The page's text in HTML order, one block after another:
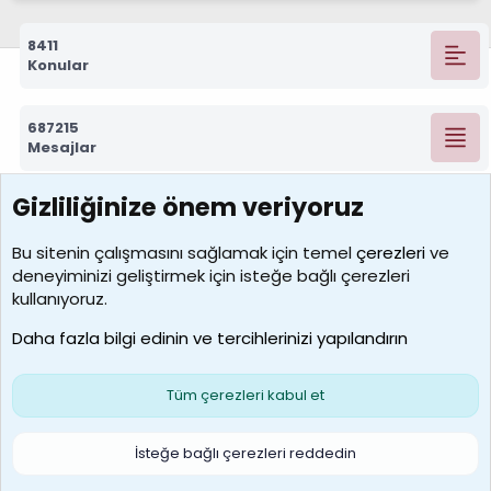
8411
Konular
687215
Mesajlar
7388
Kullanıcılar
borabekirogluu
Son üye
Çerezler
S
Gizliliğinize önem veriyoruz
Bu sitenin çalışmasını sağlamak için temelçerezlerive
deneyiminizi geliştirmek için isteğe bağlı çerezleri
kullanıyoruz.
Daha fazla bilgi edinin ve tercihlerinizi yapılandırın
Tüm çerezleri kabul et
İsteğe bağlı çerezleri reddedin